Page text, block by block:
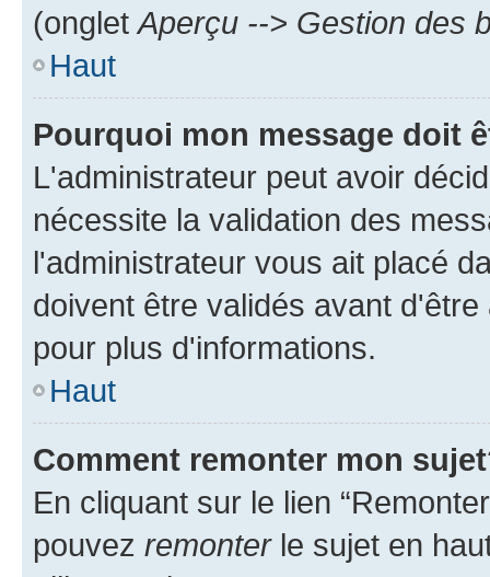
(ongletAperçu --> Gestion des
Haut
Pourquoi mon message doit
L'administrateur peut avoir
nécessite la validation des
l'administrateur vous ait placé
doivent être validés avant
pour plus d'informations.
Haut
Comment remonter mon
En cliquant sur le lien
pouvez remonterle sujet en